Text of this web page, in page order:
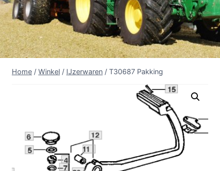
Home / Winkel / IJzerwaren / T30687 Pakking